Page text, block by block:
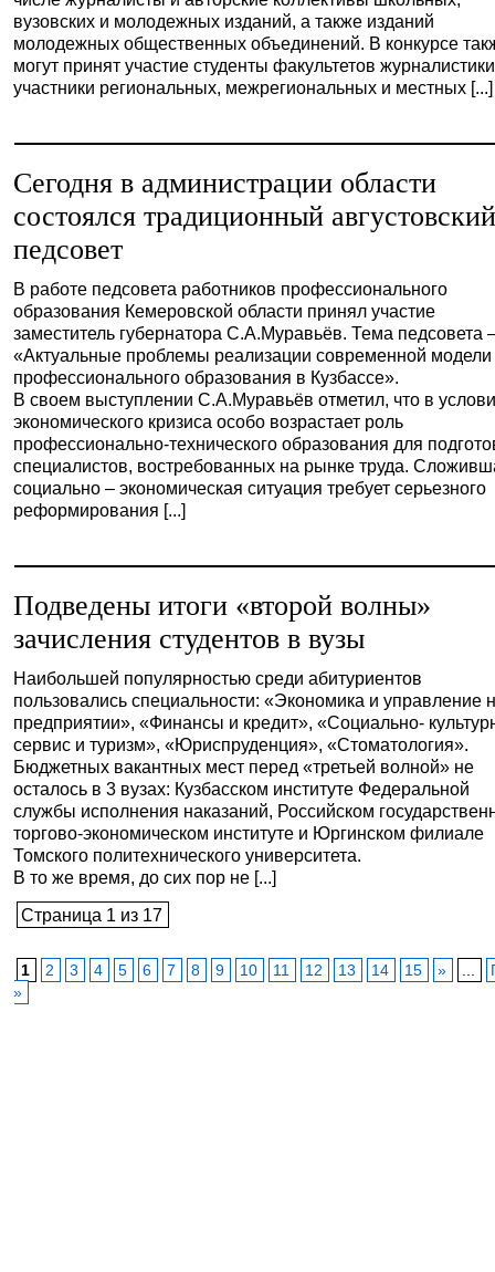
вузовских и молодежных изданий, а также изданий
молодежных общественных объединений. В конкурсе
могут принят участие студенты факультетов
участники региональных, межрегиональных и местных [...]
Сегодня в администрации области
состоялся традиционный
педсовет
В работе педсовета работников профессионального
образования Кемеровской области принял участие
заместитель губернатора С.А.Муравьёв. Тема педсовета
«Актуальные проблемы реализации современной модели
профессионального образования в Кузбассе».
В своем выступлении С.А.Муравьёв отметил, что в
экономического кризиса особо возрастает роль
профессионально-технического образования для
специалистов, востребованных на рынке труда.
социально – экономическая ситуация требует серьезного
реформирования [...]
Подведены итоги «второй волны»
зачисления студентов в вузы
Наибольшей популярностью среди абитуриентов
пользовались специальности: «Экономика и управление
предприятии», «Финансы и кредит», «Социально-
сервис и туризм», «Юриспруденция», «Стоматология».
Бюджетных вакантных мест перед «третьей волной» не
осталось в 3 вузах: Кузбасском институте Федеральной
службы исполнения наказаний, Российском
торгово-экономическом институте и Юргинском филиале
Томского политехнического университета.
В то же время, до сих пор не [...]
Страница 1 из 17
1 2 3 4 5 6 7 8 9 10 11 12 13 14 15 »
»